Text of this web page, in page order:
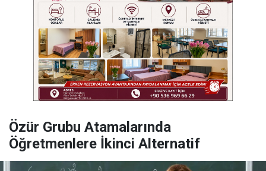
Özür Grubu Atamalarında
Öğretmenlere İkinci Alternatif